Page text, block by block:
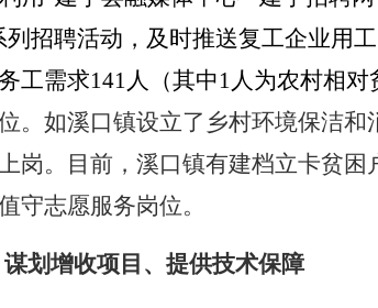
列招聘活动，及时推送复工企业用
工需求141人（其中1人为农村相对
。如溪口镇设立了乡村环境保洁
岗。目前，溪口镇有建档立卡贫困
守志愿服务岗位。
划增收项目、提供技术保障